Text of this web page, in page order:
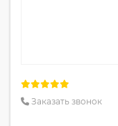
Заказать звонок